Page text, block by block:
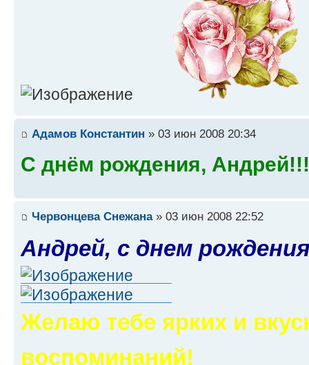
Адамов Константин » 03 июн 2008 20:34
С днём рождения, Андрей!!!
Червонцева Снежана» 03 июн 2008 22:52
Андрей, с днем
Желаю тебе ярких и
воспоминаний!